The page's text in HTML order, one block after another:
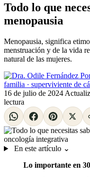
Todo lo que
menopausia
Menopausia, significa
menstruación y de la vida
natural de las mujeres.
familia · superviviente de
16 de julio de 2024
lectura
En este artículo ⌄
Lo importante en